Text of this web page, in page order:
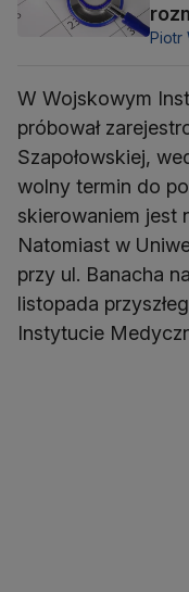
Piotr
W Wojskowym
próbował
Szapołowskiej,
wolny termin do
skierowaniem jest
Natomiast w
przy ul. Banacha
listopada
Instytucie